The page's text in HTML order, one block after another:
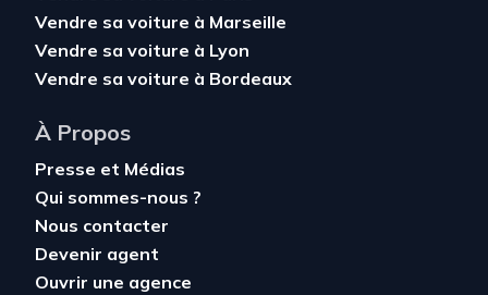
Vendre sa voiture à Marseille
Vendre sa voiture à Lyon
Vendre sa voiture à Bordeaux
À Propos
Presse et Médias
Qui sommes-nous ?
Nous contacter
Devenir agent
Ouvrir une agence